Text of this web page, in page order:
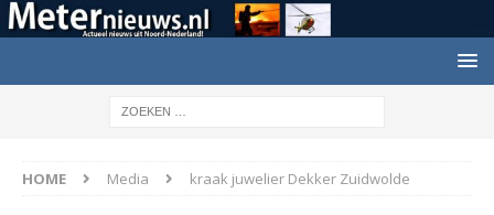
HOME Media kraak juwelier Dekker Zuidwolde